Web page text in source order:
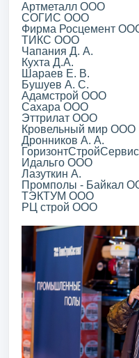
Артметалл ООО
СОГИС ООО
Фирма Росцемент
ТИКС ООО
Чапания Д. А.
Кухта Д.А.
Шараев Е. В.
Бушуев А. С.
Адамстрой ООО
Сахара ООО
Эттрилат ООО
Кровельный мир ООО
Дронников А. А.
Идальго ООО
Лазуткин А.
Промполы - Байкал
ТЭКТУМ ООО
РЦ строй ООО